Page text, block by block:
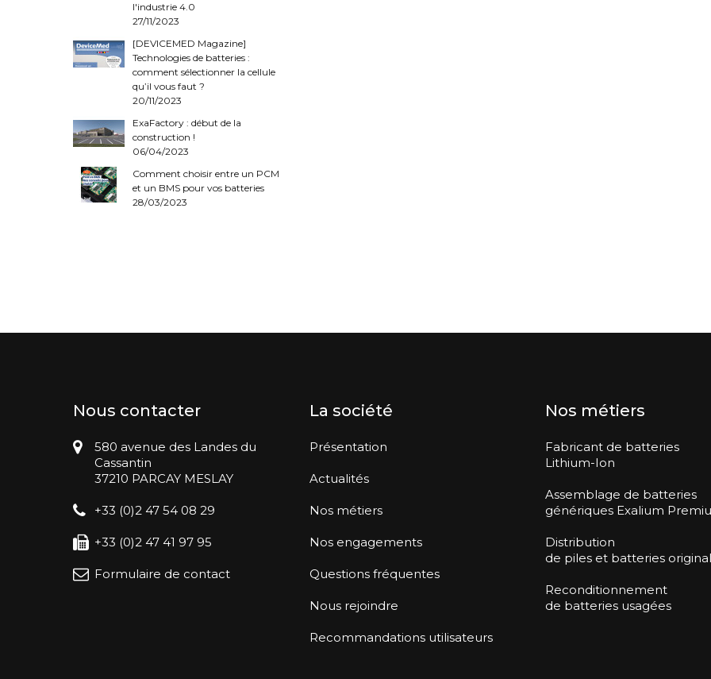
l'industrie 4.0
27/11/2023
[DEVICEMED Magazine]
Technologies de batteries :
comment sélectionner la cellule
qu’il vous faut ?
20/11/2023
ExaFactory : début de la
construction !
06/04/2023
Comment choisir entre un PCM
et un BMS pour vos batteries
28/03/2023
Nous contacter
580 avenue des Landes du
Cassantin
37210 PARCAY MESLAY
+33 (0)2 47 54 08 29
+33 (0)2 47 41 97 95
Formulaire de contact
La société
Présentation
Actualités
Nos métiers
Nos engagements
Questions fréquentes
Nous rejoindre
Recommandations utilisateurs
Nos métiers
Fabricant de batteries
Lithium-Ion
Assemblage de batteries
génériques Exalium
Distribution
de piles et batteries
Reconditionnement
de batteries usagées